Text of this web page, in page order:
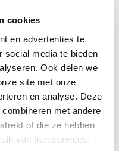
cookies
en advertenties te
social media te bieden
Ook delen we
site met onze
en analyse. Deze
met andere
of die ze hebben
van hun services.
je voor
moet dragen.
of nitril
naar waar je voorkeur
iets anders aan dan
er nog een aantal
zijn gemaakt van
dat de pasvorm goed